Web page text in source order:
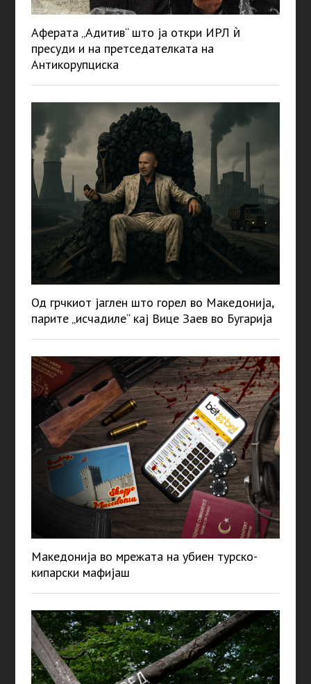
Аферата „Адитив“ што ја откри ИРЛ ѝ
пресуди и на претседателката на
Антикорупциска
Од грчкиот јаглен што горел во Македонија,
парите „исчадиле“ кај Вице Заев во Бугарија
Македонија во мрежата на убиен турско-
кипарски мафијаш